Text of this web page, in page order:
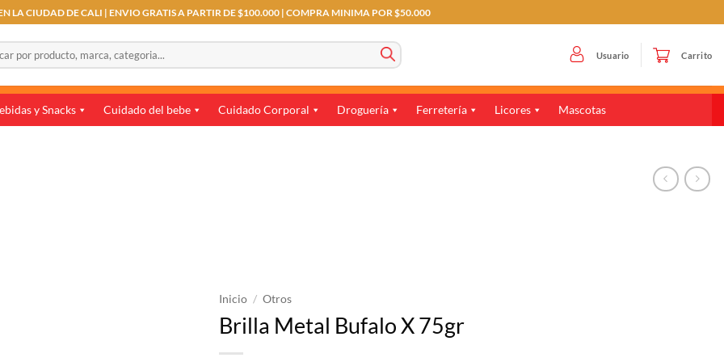
LA CIUDAD DE CALI | ENVIO GRATIS A PARTIR DE $100.000 | COMPRA MINIMA POR $50.000
Usuario Carrito
y Snacks Cuidado del bebe Cuidado Corporal Droguería Ferretería Licores Mascotas
Inicio / Otros
Brilla Metal Bufalo X 75gr